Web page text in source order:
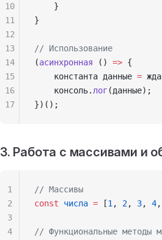
    }
}
// Использование
(асинхронная () => {
    константа данные
=
    консоль.
лог (данные);
})();
10
11
12
13
14
15
16
17
3. Работа с массивами и
// Массивы
const числа = [1 , 2, 3, 4,
// Функциональные методы
1
2
3
4